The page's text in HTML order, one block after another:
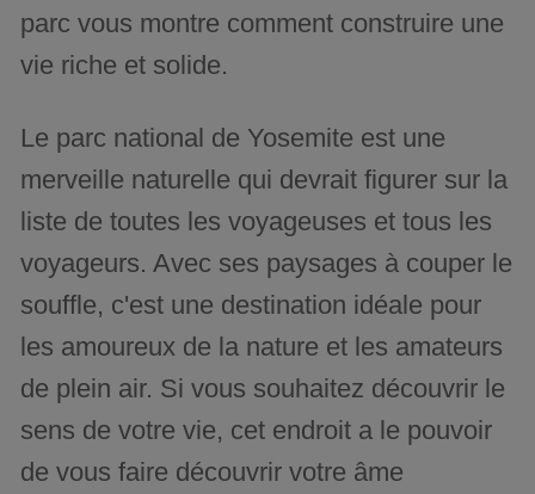
parc vous montre comment construire une
vie riche et solide.
Le parc national de Yosemite est une
merveille naturelle qui devrait figurer sur la
liste de toutes les voyageuses et tous les
voyageurs. Avec ses paysages à couper le
souffle, c'est une destination idéale pour
les amoureux de la nature et les amateurs
de plein air. Si vous souhaitez découvrir le
sens de votre vie, cet endroit a le pouvoir
de vous faire découvrir votre âme